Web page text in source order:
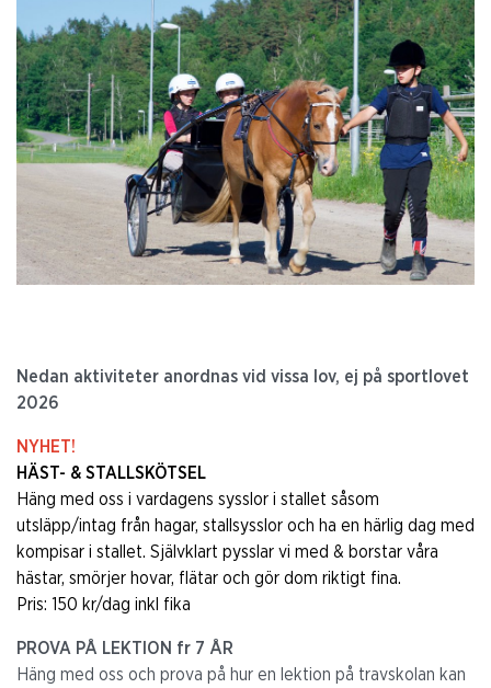
Nedan aktiviteter anordnas vid vissa lov, ej på sportlovet
2026
NYHET!
HÄST- & STALLSKÖTSEL
Häng med oss i vardagens sysslor i stallet såsom
utsläpp/intag från hagar, stallsysslor och ha en härlig dag med
kompisar i stallet. Självklart pysslar vi med & borstar våra
hästar, smörjer hovar, flätar och gör dom riktigt fina.
Pris: 150 kr/dag inkl fika
PROVA PÅ LEKTION fr 7 ÅR
Häng med oss och prova på hur en lektion på travskolan kan